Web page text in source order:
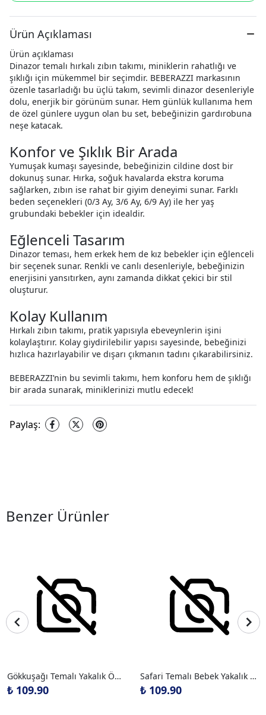
Ürün Açıklaması
Ürün açıklaması
Dinazor temalı hırkalı zıbın takımı, miniklerin rahatlığı ve
şıklığı için mükemmel bir seçimdir. BEBERAZZI markasının
özenle tasarladığı bu üçlü takım, sevimli dinazor desenleriyle
dolu, enerjik bir görünüm sunar. Hem günlük kullanıma hem
de özel günlere uygun olan bu set, bebeğinizin gardırobuna
neşe katacak.
Konfor ve Şıklık Bir Arada
Yumuşak kumaşı sayesinde, bebeğinizin cildine dost bir
dokunuş sunar. Hırka, soğuk havalarda ekstra koruma
sağlarken, zıbın ise rahat bir giyim deneyimi sunar. Farklı
beden seçenekleri (0/3 Ay, 3/6 Ay, 6/9 Ay) ile her yaş
grubundaki bebekler için idealdir.
Eğlenceli Tasarım
Dinazor teması, hem erkek hem de kız bebekler için eğlenceli
bir seçenek sunar. Renkli ve canlı desenleriyle, bebeğinizin
enerjisini yansıtırken, aynı zamanda dikkat çekici bir stil
oluşturur.
Kolay Kullanım
Hırkalı zıbın takımı, pratik yapısıyla ebeveynlerin işini
kolaylaştırır. Kolay giydirilebilir yapısı sayesinde, bebeğinizi
hızlıca hazırlayabilir ve dışarı çıkmanın tadını çıkarabilirsiniz.
BEBERAZZI’nin bu sevimli takımı, hem konforu hem de şıklığı
bir arada sunarak, miniklerinizi mutlu edecek!
Paylaş:
Benzer Ürünler
Gökkuşağı Temalı Yakalık Önlük
₺ 109.90
Safari Temalı Bebek Yakalık Önlük
₺ 109.90